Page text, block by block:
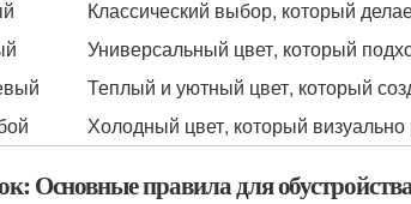
Классический выбор, который
Универсальный цвет, который
Теплый и уютный цвет, который
Холодный цвет, который
Основные правила для